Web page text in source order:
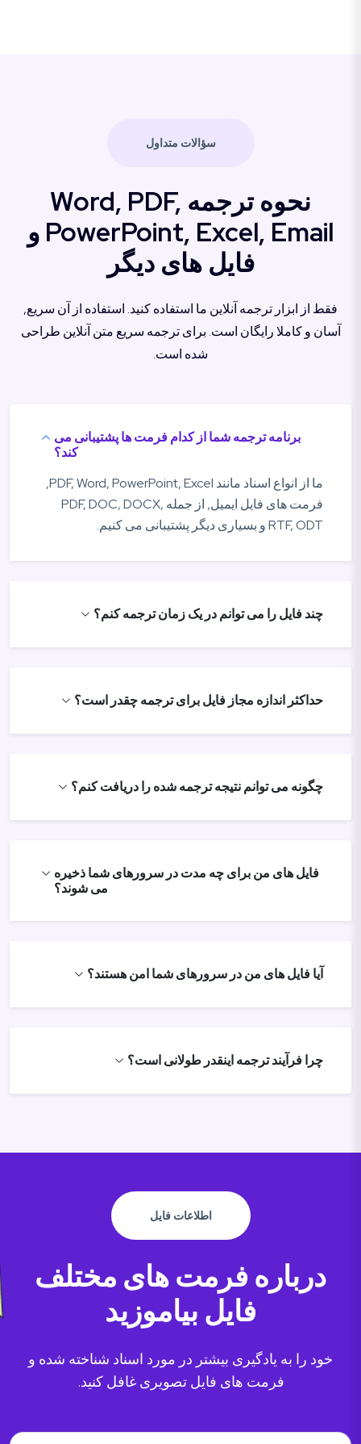
سؤالات متداول
نحوه ترجمه Word, PDF,
PowerPoint, Excel, Email و
فایل های دیگر
فقط از ابزار ترجمه آنلاین ما استفاده کنید. استفاده از آن سریع,
آسان و کاملا رایگان است. برای ترجمه سریع متن آنلاین طراحی
شده است.
برنامه ترجمه شما از کدام فرمت ها پشتیبانی می
کند؟
ما از انواع اسناد مانند PDF, Word, PowerPoint, Excel,
فرمت های فایل ایمیل, از جمله PDF, DOC, DOCX,
RTF, ODT و بسیاری دیگر پشتیبانی می کنیم.
چند فایل را می توانم در یک زمان ترجمه کنم؟
حداکثر اندازه مجاز فایل برای ترجمه چقدر است؟
چگونه می توانم نتیجه ترجمه شده را دریافت کنم؟
فایل های من برای چه مدت در سرورهای شما ذخیره
می شوند؟
آیا فایل های من در سرورهای شما امن هستند؟
چرا فرآیند ترجمه اینقدر طولانی است؟
اطلاعات فایل
درباره فرمت های مختلف
فایل بیاموزید
خود را به یادگیری بیشتر در مورد اسناد شناخته شده و
فرمت های فایل تصویری غافل کنید.